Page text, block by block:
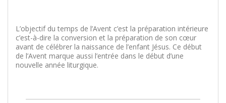
L’objectif du temps de l’Avent c’est la préparation intérieure
c’est-à-dire la conversion et la préparation de son cœur
avant de célébrer la naissance de l’enfant Jésus. Ce début
de l’Avent marque aussi l’entrée dans le début d’une
nouvelle année liturgique.